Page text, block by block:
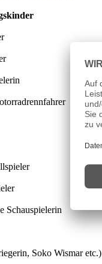
Schauspielerin
Soko Wismar etc.)